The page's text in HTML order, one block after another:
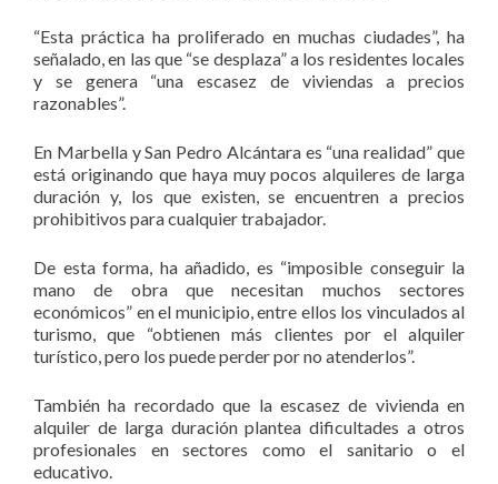
“Esta práctica ha proliferado en muchas ciudades”, ha
señalado, en las que “se desplaza” a los residentes locales
y se genera “una escasez de viviendas a precios
razonables”.
En Marbella y San Pedro Alcántara es “una realidad” que
está originando que haya muy pocos alquileres de larga
duración y, los que existen, se encuentren a precios
prohibitivos para cualquier trabajador.
De esta forma, ha añadido, es “imposible conseguir la
mano de obra que necesitan muchos sectores
económicos” en el municipio, entre ellos los vinculados al
turismo, que “obtienen más clientes por el alquiler
turístico, pero los puede perder por no atenderlos”.
También ha recordado que la escasez de vivienda en
alquiler de larga duración plantea dificultades a otros
profesionales en sectores como el sanitario o el
educativo.